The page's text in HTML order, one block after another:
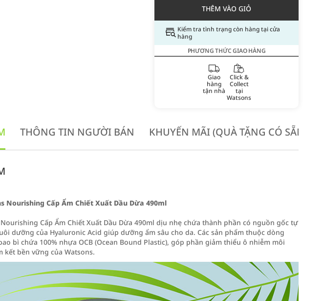
THÊM VÀO GIỎ
Kiểm tra tình trạng còn hàng tại cửa
hàng
PHƯƠNG THỨC GIAO HÀNG
Giao
hàng
tận nhà
Click &
Collect
tại
Watsons
THÔNG TIN NGƯỜI BÁN KHUYẾN MÃI (QUÀ TẶNG CÓ SẴN
Nourishing Cấp Ẩm Chiết Xuất Dầu Dừa 490ml
Nourishing Cấp Ẩm Chiết Xuất Dầu Dừa 490ml dịu nhẹ chứa thành phần có nguồn gốc tự
dưỡng của Hyaluronic Acid giúp dưỡng ẩm sâu cho da. Các sản phẩm thuộc dòng
bì chứa 100% nhựa OCB (Ocean Bound Plastic), góp phần giảm thiểu ô nhiễm môi
bền vững của Watsons.